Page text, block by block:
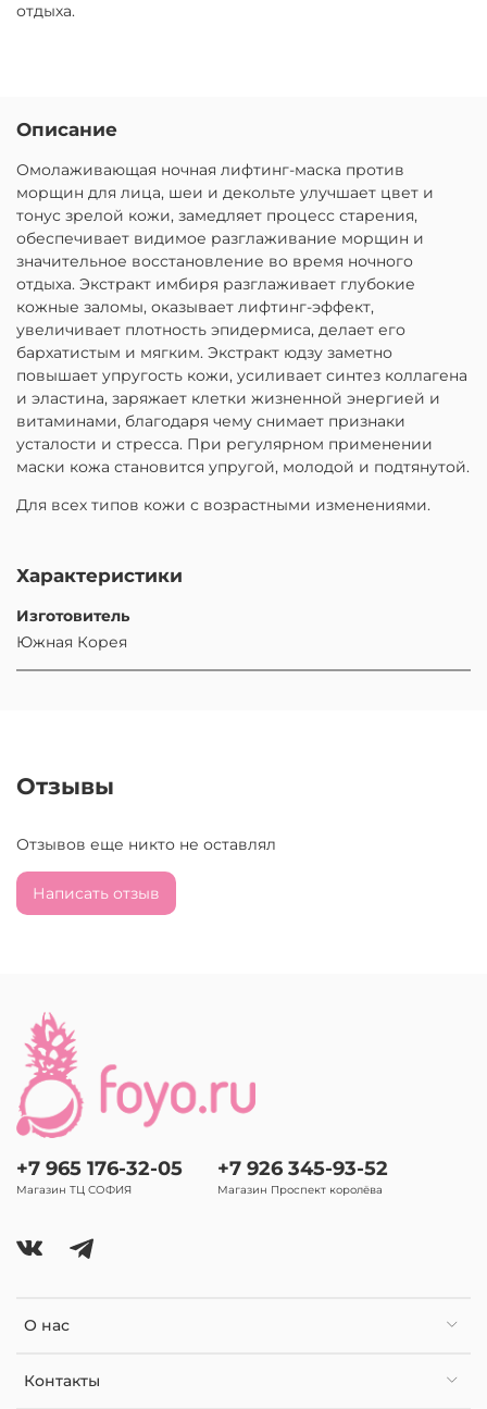
отдыха.
Описание
Омолаживающая ночная лифтинг-маска против
морщин для лица, шеи и декольте улучшает цвет и
тонус зрелой кожи, замедляет процесс старения,
обеспечивает видимое разглаживание морщин и
значительное восстановление во время ночного
отдыха. Экстракт имбиря разглаживает глубокие
кожные заломы, оказывает лифтинг-эффект,
увеличивает плотность эпидермиса, делает его
бархатистым и мягким. Экстракт юдзу заметно
повышает упругость кожи, усиливает синтез коллагена
и эластина, заряжает клетки жизненной энергией и
витаминами, благодаря чему снимает признаки
усталости и стресса. При регулярном применении
маски кожа становится упругой, молодой и подтянутой.
Для всех типов кожи с возрастными изменениями.
Характеристики
Изготовитель
Южная Корея
Отзывы
Отзывов еще никто не оставлял
Написать отзыв
О нас
Контакты
+7 965 176-32-05
Магазин ТЦ СОФИЯ
+7 926 345-93-52
Магазин Проспект королёва